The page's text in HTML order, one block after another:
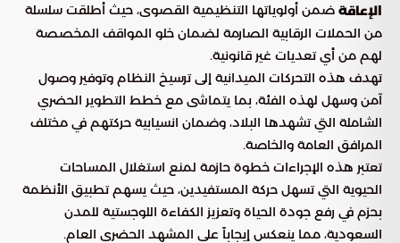
الإعاقة ضمن أولوياتها التنظيمية القصوى، حيث أطلقت سلسلة
من الحملات الرقابية الصارمة لضمان خلو المواقف المخصصة
لهم من أي تعديات غير قانونية.
تهدف هذه التحركات الميدانية إلى ترسيخ النظام وتوفير وصول
آمن وسهل لهذه الفئة، بما يتماشى مع خطط التطوير الحضري
الشاملة التي تشهدها البلاد، وضمان انسيابية حركتهم في مختلف
المرافق العامة والخاصة.
تعتبر هذه الإجراءات خطوة حازمة لمنع استغلال المساحات
الحيوية التي تسهل حركة المستفيدين، حيث يسهم تطبيق الأنظمة
بحزم في رفع جودة الحياة وتعزيز الكفاءة اللوجستية للمدن
السعودية، مما ينعكس إيجاباً على المشهد الحضري العام.